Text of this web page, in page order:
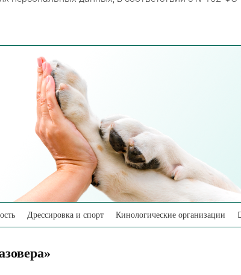
Дрессировка и спорт Кинологические организации